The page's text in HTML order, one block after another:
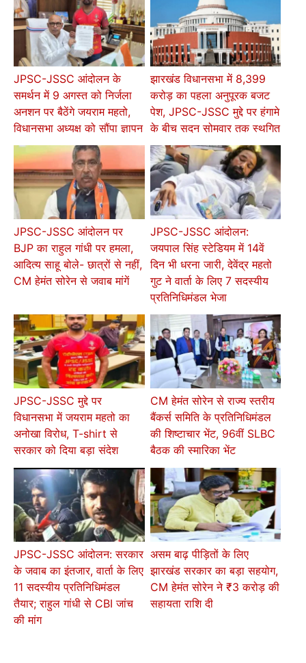
JPSC-JSSC आंदोलन के
समर्थन में 9 अगस्त को निर्जला
अनशन पर बैठेंगे जयराम महतो,
विधानसभा अध्यक्ष को सौंपा ज्ञापन
झारखंड विधानसभा में 8,399
करोड़ का पहला अनुपूरक बजट
पेश, JPSC-JSSC मुद्दे पर हंगामे
के बीच सदन सोमवार तक स्थगित
JPSC-JSSC आंदोलन पर
BJP का राहुल गांधी पर हमला,
आदित्य साहू बोले- छात्रों से नहीं,
CM हेमंत सोरेन से जवाब मांगें
JPSC-JSSC आंदोलन:
जयपाल सिंह स्टेडियम में 14वें
दिन भी धरना जारी, देवेंद्र महतो
गुट ने वार्ता के लिए 7 सदस्यीय
प्रतिनिधिमंडल भेजा
JPSC-JSSC मुद्दे पर
विधानसभा में जयराम महतो का
अनोखा विरोध, T-shirt से
सरकार को दिया बड़ा संदेश
CM हेमंत सोरेन से राज्य स्तरीय
बैंकर्स समिति के प्रतिनिधिमंडल
की शिष्टाचार भेंट, 96वीं SLBC
बैठक की स्मारिका भेंट
JPSC-JSSC आंदोलन: सरकार
के जवाब का इंतजार, वार्ता के लिए
11 सदस्यीय प्रतिनिधिमंडल
तैयार; राहुल गांधी से CBI जांच
की मांग
असम बाढ़ पीड़ितों के लिए
झारखंड सरकार का बड़ा सहयोग,
CM हेमंत सोरेन ने ₹3 करोड़ की
सहायता राशि दी